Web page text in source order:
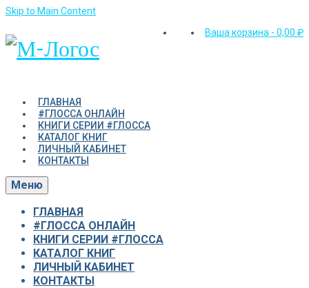
Skip to Main Content
Ваша корзина - 0,00 ₽
ГЛАВНАЯ
#ГЛОССА ОНЛАЙН
КНИГИ СЕРИИ #ГЛОССА
КАТАЛОГ КНИГ
ЛИЧНЫЙ КАБИНЕТ
КОНТАКТЫ
Меню
ГЛАВНАЯ
#ГЛОССА ОНЛАЙН
КНИГИ СЕРИИ #ГЛОССА
КАТАЛОГ КНИГ
ЛИЧНЫЙ КАБИНЕТ
КОНТАКТЫ